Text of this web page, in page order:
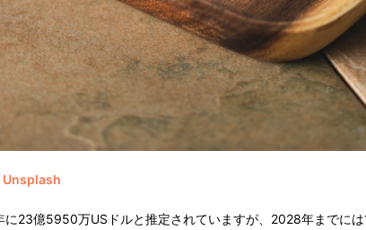
Unsplash
に23億5950万USドルと推定されていますが、2028年までに